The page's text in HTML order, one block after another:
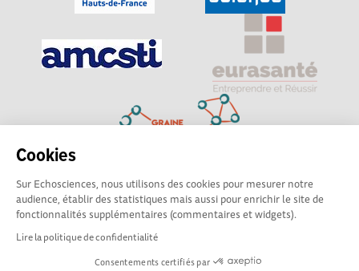
Cookies
Sur Echosciences, nous utilisons des cookies pour mesurer notre
audience, établir des statistiques mais aussi pour enrichir le site de
fonctionnalités supplémentaires (commentaires et widgets).
Lire la politique de confidentialité
Consentements certifiés par
Explorer, s’exprimer, rentrer en contact : Echosciences
Hauts-de-France est le réseau social des amateurs de
sciences et de technologies du territoire
Mentions légales|Politique de confidentialité